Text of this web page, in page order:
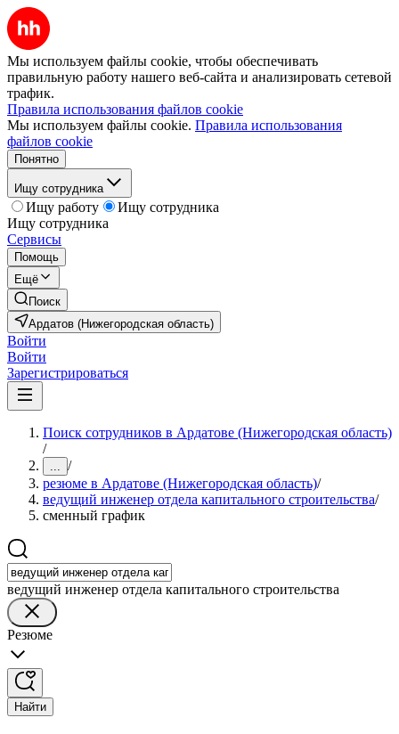
Мы используем файлы cookie, чтобы обеспечивать
правильную работу нашего веб-сайта и анализировать сетевой
трафик.
Правила использования файлов cookie
Мы используем файлы cookie. Правила использования
файлов cookie
Понятно
Ищу сотрудника
Ищу работу
Ищу сотрудника
Ищу сотрудника
Сервисы
Помощь
Ещё
Поиск
Ардатов (Нижегородская область)
Войти
Войти
Зарегистрироваться
Поиск сотрудников в Ардатове (Нижегородская область)
/
... /
резюме в Ардатове (Нижегородская область)/
ведущий инженер отдела капитального строительства/
сменный график
ведущий инженер отдела капитального строительства
Резюме
Найти